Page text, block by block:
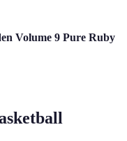
Volume 9 Pure Ruby